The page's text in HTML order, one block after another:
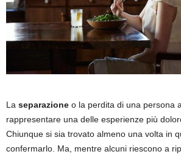
La separazione o la perdita di una persona
rappresentare una delle esperienze più
Chiunque si sia trovato almeno una volta in
confermarlo. Ma, mentre alcuni riescono a